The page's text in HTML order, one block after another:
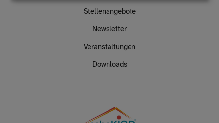
Stellenangebote
Newsletter
Veranstaltungen
Downloads